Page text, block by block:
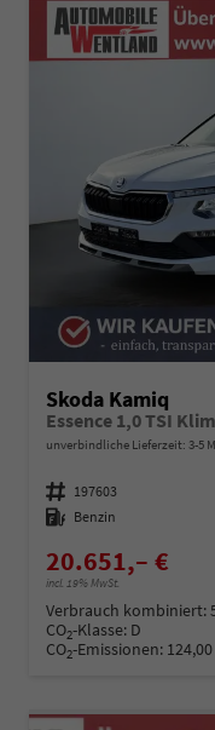
Skoda Kamiq
Essence 1,0 TSI
unverbindliche Lieferzeit: 3-5
Fahrzeugnummer 197603
Kraftstoff Benzin
20.651,– €
incl. 19% MwSt.
Verbrauch kombiniert:
CO2-Klasse: D
CO2-Emissionen: